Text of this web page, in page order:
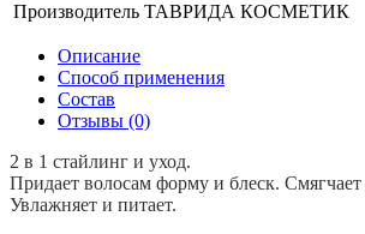
Производитель ТАВРИДА КОСМЕТИК
Описание
Способ применения
Состав
Отзывы (0)
2 в 1 стайлинг и уход.
Придает волосам форму и блеск.
Увлажняет и питает.